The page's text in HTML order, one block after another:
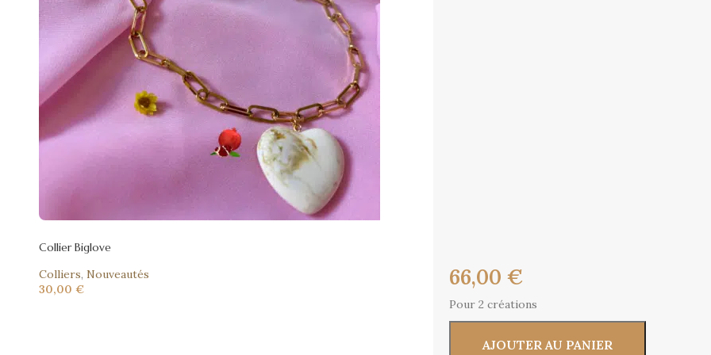
Collier Biglove
Colliers, Nouveautés
30,00 € 66,00 €
Pour 2 créations
AJOUTER AU PANIER